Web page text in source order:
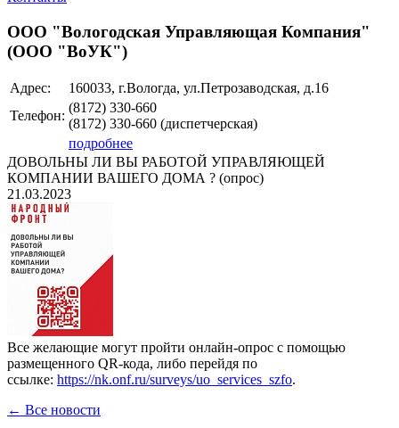
ООО "Вологодская Управляющая Компания"
(ООО "ВоУК")
Адрес:
160033, г.Вологда, ул.Петрозаводская, д.16
Телефон:
(8172) 330-660
(8172) 330-660 (диспетчерская)
подробнее
ДОВОЛЬНЫ ЛИ ВЫ РАБОТОЙ УПРАВЛЯЮЩЕЙ
КОМПАНИИ ВАШЕГО ДОМА ? (опрос)
21.03.2023
Все желающие могут пройти онлайн-опрос с помощью
размещенного QR-кода, либо перейдя по
ссылке: https://nk.onf.ru/surveys/uo_services_szfo.
← Все новости